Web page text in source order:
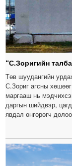
“С.Зоригийн
Төв шуудангийн
С.Зориг агсны
маргааш нь
даргын шийдвэр,
явдал өнгөрөгч